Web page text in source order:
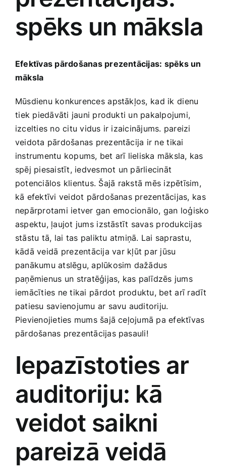
Jaunākie pārdevēji
Grāmatas
Gudrā māja
Mājai un remontam
Mājražotājiem
Mājsaimniecības preces
Mēbeles un interjers
Medicīnas preces
Mobilie telefoni, planšetdatori
Pakalpojumi
Pārtikas preces
Preces birojam
Preces pieaugušajiem
Rotaļlietas, bērnu preces
Smaržas, kosmētika
spēks un māksla
Efektīvas pārdošanas prezentācijas: spēks‍ un
māksla
Mūsdienu konkurences ⁣apstākļos, ⁣kad ik⁣ dienu
⁢tiek piedāvāti jauni produkti un pakalpojumi,
izcelties no citu vidus ir​ izaicinājums. pareizi
veidota pārdošanas prezentācija ir ne⁢ tikai
instrumentu kopums, bet​ arī lieliska māksla,‍ kas ​
spēj​ piesaistīt, iedvesmot⁣ un pārliecināt​
potenciālos ​klientus. Šajā⁢ rakstā mēs izpētīsim,
kā efektīvi veidot ‌pārdošanas prezentācijas, ⁤kas
nepārprotami ietver gan ⁤emocionālo, gan loģisko⁣
aspektu, ļaujot ‌jums⁢ izstāstīt savas⁢ produkcijas
stāstu tā, ⁣lai tas paliktu ⁣atmiņā.‍ Lai saprastu,⁢
kādā‍ veidā ⁤prezentācija ⁣var‌ kļūt‍ par ​jūsu
panākumu atslēgu, aplūkosim dažādus
paņēmienus un⁣ stratēģijas,‍ kas palīdzēs jums⁤
iemācīties ne tikai ⁢pārdot produktu, bet ⁤arī radīt
patiesu savienojumu ar savu auditoriju.
Pievienojieties ‍mums šajā ceļojumā pa efektīvas
pārdošanas‍ prezentācijas pasauli!
Iepazīstoties​ ar
auditoriju: kā⁢
veidot saikni⁤
pareizā‍ veidā